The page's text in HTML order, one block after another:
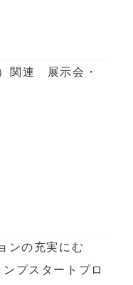
関連 展示会・
ンの充実にむ
プスタートプロ